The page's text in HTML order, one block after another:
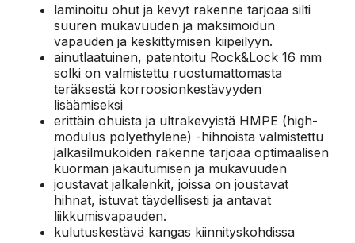
laminoitu ohut ja kevyt rakenne tarjoaa silti
suuren mukavuuden ja maksimoidun
vapauden ja keskittymisen kiipeilyyn.
ainutlaatuinen, patentoitu Rock&Lock 16 mm
solki on valmistettu ruostumattomasta
teräksestä korroosionkestävyyden
lisäämiseksi
erittäin ohuista ja ultrakevyistä HMPE (high-
modulus polyethylene) -hihnoista valmistettu
jalkasilmukoiden rakenne tarjoaa optimaalisen
kuorman jakautumisen ja mukavuuden
joustavat jalkalenkit, joissa on joustavat
hihnat, istuvat täydellisesti ja antavat
liikkumisvapauden.
kulutuskestävä kangas kiinnityskohdissa